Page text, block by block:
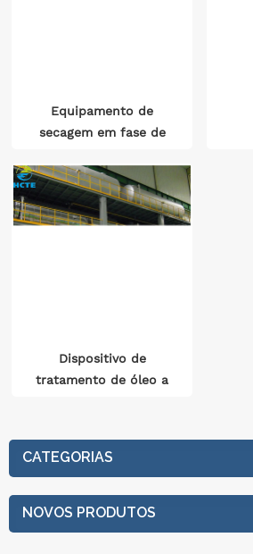
Equipamento de
secagem em fase de
de ultra-alta tensão
Dispositivo de
tratamento de óleo a
alta tensão
CATEGORIAS
NOVOS PRODUTOS